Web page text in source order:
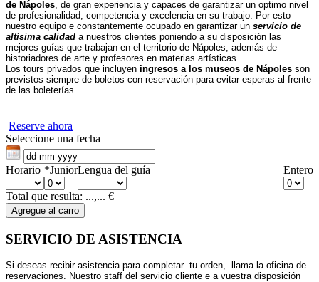
de Nápoles , de gran experiencia y capaces de garantizar un optimo nivel
de profesionalidad, competencia y excelencia en su trabajo. Por esto
nuestro equipo e constantemente ocupado en garantizar un servicio de
altísima calidad a nuestros clientes poniendo a su disposición las
mejores guías que trabajan en el territorio de Nápoles , además de
historiadores de arte y profesores en materias artísticas.
Los tours privados que incluyen ingresos a los museos de Nápoles son
previstos siempre de boletos con reservación para evitar esperas al frente
de las boleterías.
Reserve ahora
Seleccione una fecha
Horario Entero
*JuniorLengua del guía
Total que resulta: ...,... €
SERVICIO DE ASISTENCIA
Si deseas recibir asistencia para completar tu orden, llama la oficina de
reservaciones. Nuestro staff del servicio cliente e a vuestra disposición